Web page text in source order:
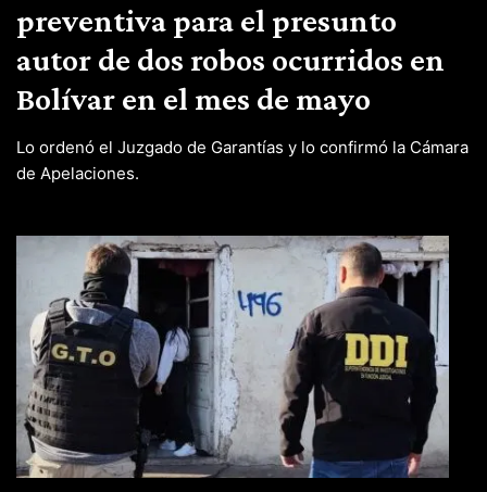
preventiva para el presunto
autor de dos robos ocurridos en
Bolívar en el mes de mayo
Lo ordenó el Juzgado de Garantías y lo confirmó la Cámara
de Apelaciones.